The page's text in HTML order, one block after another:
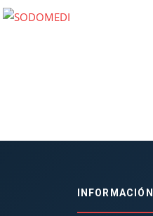
INFORMACIÓN